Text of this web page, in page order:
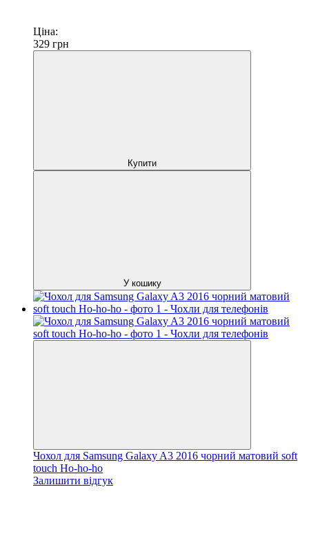
Ціна:
329 грн
Купити
У кошику
Чохол для Samsung Galaxy A3 2016 чорний матовий soft
touch Ho-ho-ho
Залишити відгук